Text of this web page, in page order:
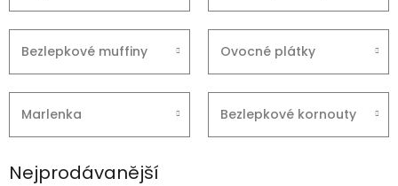
Bezlepkové muffiny Ovocné plátky
Marlenka Bezlepkové kornouty
Nejprodávanější